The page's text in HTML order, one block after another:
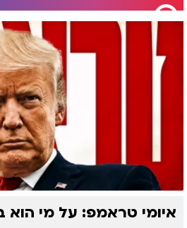
איומי טראמפ: על מי הוא